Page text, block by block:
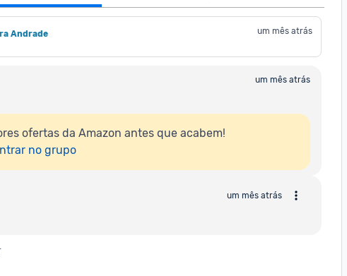
Andrade um mês atrás
um mês atrás
ofertas da Amazon antes que acabem!
no grupo
um mês atrás